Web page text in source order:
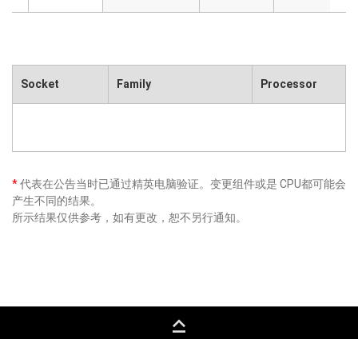
Socket Family Processor
*代表在公告当时已通过精英电脑验证。变更组件或是 CPU都可能会
产生不同的结果。
所示结果仅供参考，如有更改，恕不另行通知。
keyboard_capslock